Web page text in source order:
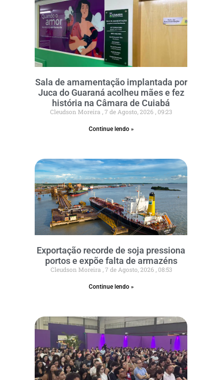
Sala de amamentação implantada por
Juca do Guaraná acolheu mães e fez
história na Câmara de Cuiabá
Cleudson Moreira 7 de Agosto, 2026 09:23
Continue lendo »
Exportação recorde de soja pressiona
portos e expõe falta de armazéns
Cleudson Moreira 7 de Agosto, 2026 08:53
Continue lendo »